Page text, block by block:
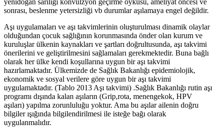
sonrası, beslenme yetersizliği vb durumlar aşılamaya engel değildir.
Aşı uygulamaları ve aşı takvimlerinin oluşturulması dinamik olaylar
olduğundan çocuk sağlığının korunmasında önder olan kurum ve
kuruluşlar ülkenin kaynakları ve şartları doğrultusunda, aşı takvimi
önerilerini ve geliştirilmesini sağlamaları gerekmektedir. Buna bağlı
olarak her ülke kendi koşullarına uygun bir aşı takvimi
hazırlamaktadır. Ülkemizde de Sağlık Bakanlığı epidemiolojik,
ekonomik ve sosyal verilere göre uygun bir aşı takvimi
uygulamaktadır. (Tablo 2013 Aşı takvimi) .Sağlık Bakanlığı rutin aşı
programı dışında kalan aşıların (Grip,rota, menengekok, HPV
aşıları) yapılma zorunluluğu yoktur. Ama bu aşılar ailenin doğru
bilgiler ışığında bilgilendirilmesi ile isteğe bağı olarak
uygulanmalıdır.